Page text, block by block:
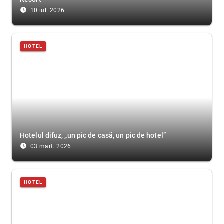
access_time_filled 10 iul. 2026
HOTEL
Hotelul difuz, „un pic de casă, un pic de hotel”
access_time_filled 03 mart. 2026
HOTEL